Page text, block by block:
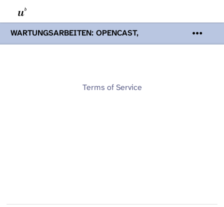
WARTUNGSARBEITEN: OPENCAST,
PODCASTS & TOBIRA
Mi 19. August
Opencast-Videos und Tobira nicht zur
Terms of Service